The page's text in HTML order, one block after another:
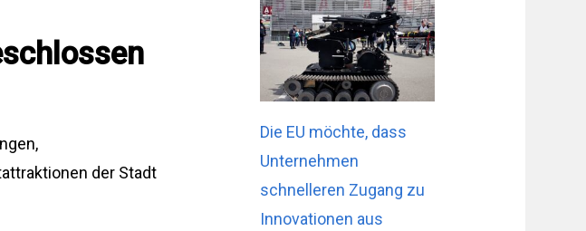
der Stadt
Die EU möchte, dass
Unternehmen
schnelleren Zugang zu
Innovationen aus